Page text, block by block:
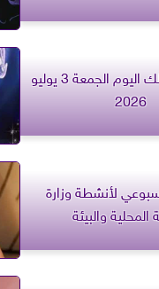
برج الثور.. حظك اليوم الجمعة 3 يوليو
2026
لأنشطة وزارة
المحلية والبيئة